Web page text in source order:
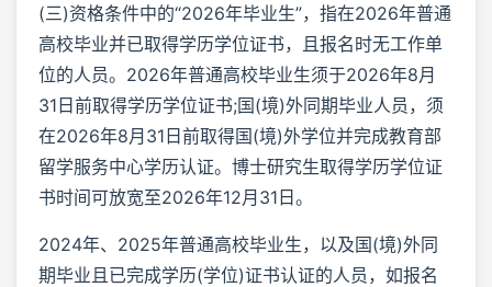
(三)资格条件中的“2026年毕业生”，指在2026年普通
高校毕业并已取得学历学位证书，且报名时无工作单
位的人员。2026年普通高校毕业生须于2026年8月
31日前取得学历学位证书;国(境)外同期毕业人员，须
在2026年8月31日前取得国(境)外学位并完成教育部
留学服务中心学历认证。博士研究生取得学历学位证
书时间可放宽至2026年12月31日。
2024年、2025年普通高校毕业生，以及国(境)外同
期毕业且已完成学历(学位)证书认证的人员，如报名